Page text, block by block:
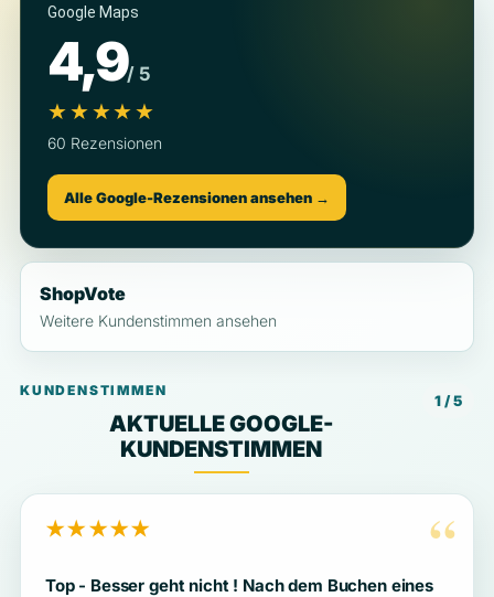
Google Maps
4,9/ 5
★★★★★
60 Rezensionen
Alle Google-Rezensionen ansehen →
ShopVote
Weitere Kundenstimmen ansehen
KUNDENSTIMMEN
AKTUELLE GOOGLE-
KUNDENSTIMMEN
1 / 5
“
★★★★★
Top - Besser geht nicht ! Nach dem Buchen eines